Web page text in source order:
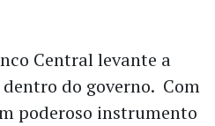
Central levante a
do governo. Com
poderoso instrumento